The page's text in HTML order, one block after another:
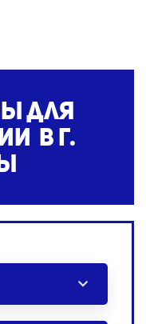
для
в г.